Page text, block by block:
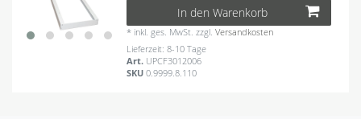
In den Warenkorb
* inkl. ges. MwSt. zzgl.Versandkosten
Lieferzeit: 8-10 Tage
Art. UPCF3012006
SKU0.9999.8.110